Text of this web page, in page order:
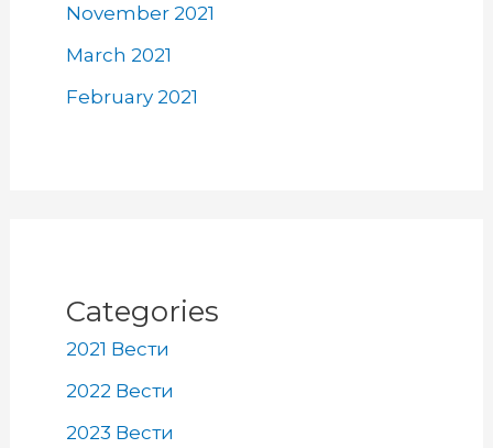
November 2021
March 2021
February 2021
Categories
2021 Вести
2022 Вести
2023 Вести